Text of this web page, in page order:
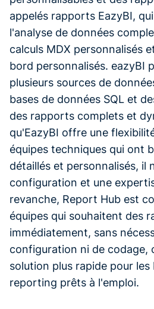
appelés rapports EazyBI,
l'analyse de données
calculs MDX personnalisés
bord personnalisés. eazyBI
plusieurs sources de
bases de données SQL et
des rapports complets et
qu'EazyBI offre une
équipes techniques qui ont
détaillés et personnalisés, il
configuration et une
revanche, Report Hub est
équipes qui souhaitent des
immédiatement, sans
configuration ni de codage,
solution plus rapide pour les
reporting prêts à l'emploi.